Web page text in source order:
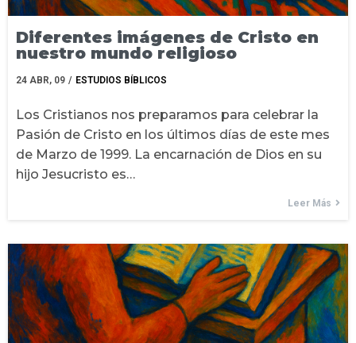
Diferentes imágenes de Cristo en
nuestro mundo religioso
24 ABR, 09 / ESTUDIOS BÍBLICOS
Los Cristianos nos preparamos para celebrar la
Pasión de Cristo en los últimos días de este mes
de Marzo de 1999. La encarnación de Dios en su
hijo Jesucristo es…
Leer Más